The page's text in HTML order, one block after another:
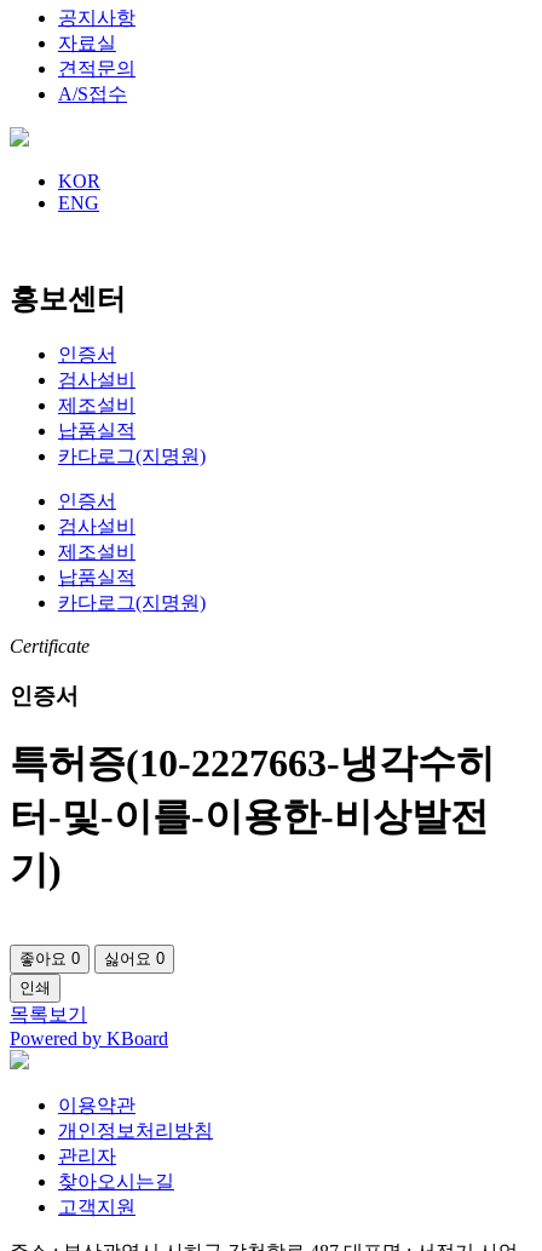
공지사항
자료실
견적문의
A/S접수
KOR
ENG
홍보센터
인증서
검사설비
제조설비
납품실적
카다로그(지명원)
인증서
검사설비
제조설비
납품실적
카다로그(지명원)
Certificate
인증서
특허증(10-2227663-냉각수히
터-및-이를-이용한-비상발전
기)
좋아요 0 싫어요 0
인쇄
목록보기
Powered by KBoard
이용약관
개인정보처리방침
관리자
찾아오시는길
고객지원